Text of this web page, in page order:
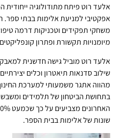
אלעד רוט פיתח מתודולוגיה
אפקטיבי למניעת אלימות בבתי ספר.
משחקי תפקידים וטכניקות דרמה
מיומנויות תקשורת ופתרון
אלעד רוט מוביל גישה חדשנית
שילוב סדנאות תיאטרון וכלים
מהווה אתגר משמעותי למערכת
בתחושת הביטחון של תלמידים
שונות של אלימות בבית הספר.